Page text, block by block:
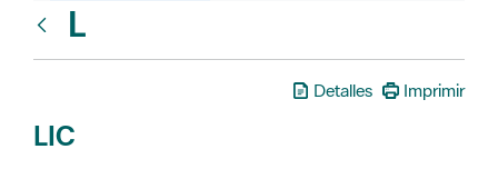
L
Detalles Imprimir
LIC